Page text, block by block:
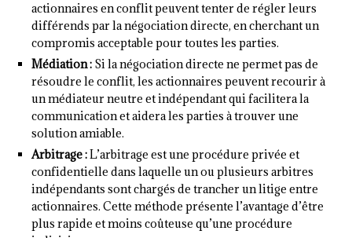
actionnaires en conflit peuvent tenter de régler leurs
différends par la négociation directe, en cherchant un
compromis acceptable pour toutes les parties.
Médiation : Si la négociation directe ne permet pas de
résoudre le conflit, les actionnaires peuvent recourir à
un médiateur neutre et indépendant qui facilitera la
communication et aidera les parties à trouver une
solution amiable.
Arbitrage :L’arbitrage est une procédure privée et
confidentielle dans laquelle un ou plusieurs arbitres
indépendants sont chargés de trancher un litige entre
actionnaires. Cette méthode présente l’avantage d’être
plus rapide et moins coûteuse qu’une procédure